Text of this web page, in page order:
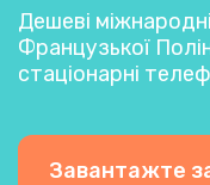
Дешеві
Французької
стаціонарні
Завантажте